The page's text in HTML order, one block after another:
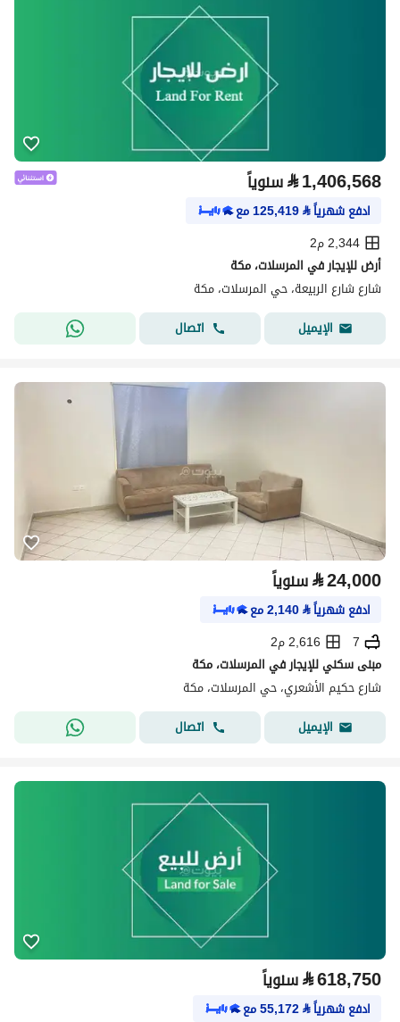
⃁1,406,568 سنوياً
ادفع شهرياً⃁
125,419مع
2,344 م2
أرض للإيجار في المرسلات، مكة
شارع شارع الربيعة، حي المرسلات، مكة
الإيميل
اتصال
⃁24,000 سنوياً
ادفع شهرياً⃁
2,140مع
7
2,616 م2
مبنى سكني للإيجار في المرسلات، مكة
شارع حكيم الأشعري، حي المرسلات، مكة
الإيميل
اتصال
⃁618,750 سنوياً
ادفع شهرياً⃁
55,172مع